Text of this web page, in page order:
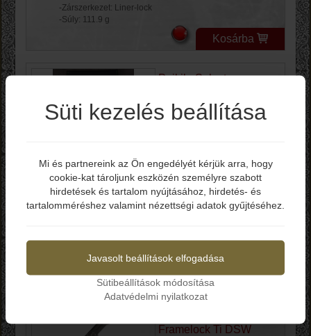
-Zárszerkezet: Liner-lock
-Súly: 111.9 g
Kosárba
Poikilo Salvator
PKBSLVTRS1
Bruttó ár: 216.990 Ft
-Teljes hossz: 222 mm
-Penge hossz: 99 mm
-Penge vastagság: 3.9 mm
-Penge anyag: M398
-Zárszerkezet: Frame-lock
-Súly: 147 g
Kosárba
Framelock Ti DSW
Elmúltál már 18 éves?
Süti kezelés beállítása
Mi és partnereink az Ön engedélyét kérjük arra, hogy
cookie-kat tároljunk eszközén személyre szabott
hirdetések és tartalom nyújtásához, hirdetés- és
tartalomméréshez valamint nézettségi adatok gyűjtéséhez.
Javasolt beállítások elfogadása
Sütibeállítások módosítása
Adatvédelmi nyilatkozat